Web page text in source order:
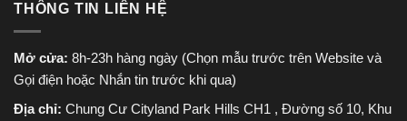
THÔNG TIN LIÊN HỆ
Mở cửa: 8h-23h hàng ngày (Chọn mẫu trước trên Website và
Gọi điện hoặc Nhắn tin trước khi qua)
Địa chỉ: Chung Cư Cityland Park Hills CH1 , Đường số 10, Khu